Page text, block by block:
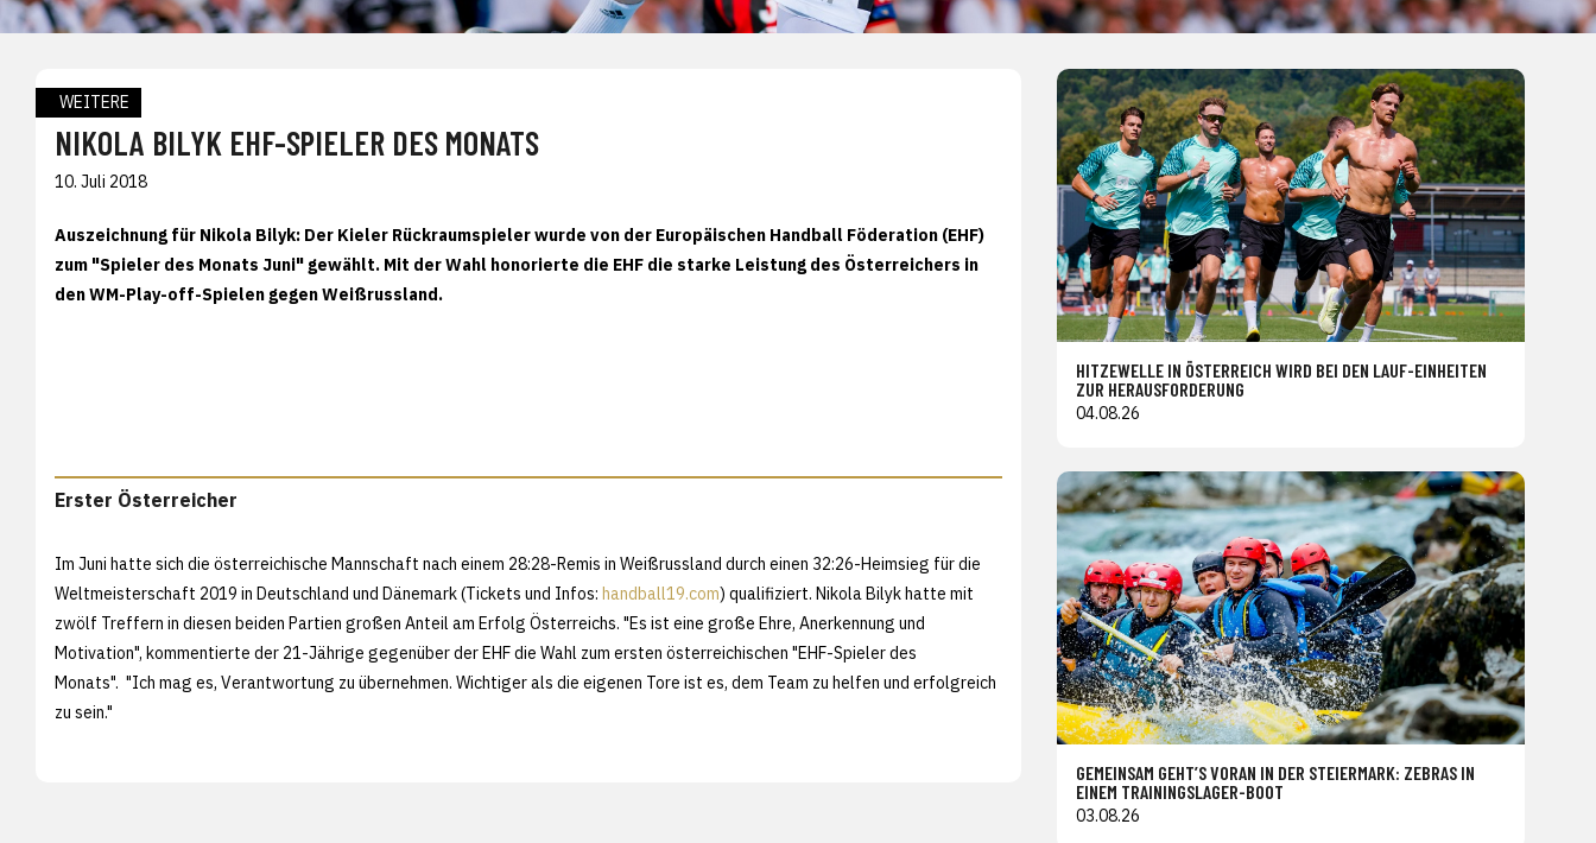
WEITERE
NIKOLA BILYK EHF-SPIELER DES MONATS
10. Juli 2018
Auszeichnung für Nikola Bilyk: Der Kieler Rückraumspieler wurde von der Europäischen Handball Föderation (EHF)
zum "Spieler des Monats Juni" gewählt. Mit der Wahl honorierte die EHF die starke Leistung des Österreichers in
den WM-Play-off-Spielen gegen Weißrussland.
Erster Österreicher
Im Juni hatte sich die österreichische Mannschaft nach einem 28:28-Remis in Weißrussland durch einen 32:26-Heimsieg für die
Weltmeisterschaft 2019 in Deutschland und Dänemark (Tickets und Infos: handball19.com) qualifiziert. Nikola Bilyk hatte mit
zwölf Treffern in diesen beiden Partien großen Anteil am Erfolg Österreichs. "Es ist eine große Ehre, Anerkennung und
Motivation", kommentierte der 21-Jährige gegenüber der EHF die Wahl zum ersten österreichischen "EHF-Spieler des
Monats". "Ich mag es, Verantwortung zu übernehmen. Wichtiger als die eigenen Tore ist es, dem Team zu helfen und erfolgreich
zu sein."
HITZEWELLE IN ÖSTERREICH WIRD BEI DEN LAUF-EINHEITEN
ZUR HERAUSFORDERUNG
04.08.26
GEMEINSAM GEHT’S VORAN IN DER STEIERMARK: ZEBRAS IN
EINEM TRAININGSLAGER-BOOT
03.08.26